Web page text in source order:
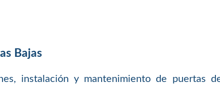
Bajas
instalación y mantenimiento de puertas